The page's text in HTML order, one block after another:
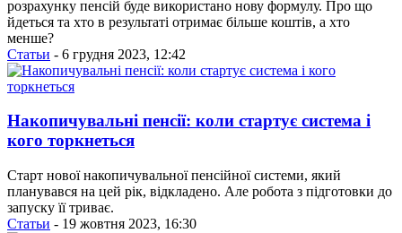
розрахунку пенсій буде використано нову формулу. Про що
йдеться та хто в результаті отримає більше коштів, а хто
менше?
Статьи - 6 грудня 2023, 12:42
Накопичувальні пенсії: коли стартує система і
кого торкнеться
Старт нової накопичувальної пенсійної системи, який
планувався на цей рік, відкладено. Але робота з підготовки до
запуску її триває.
Статьи - 19 жовтня 2023, 16:30